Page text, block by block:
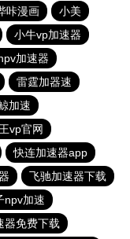
咔漫画
小美
小牛vp加速器
加速器
雷霆加器速
加速
vp官网
快连加速器app
飞驰加速器下载
npv加速
器免费下载